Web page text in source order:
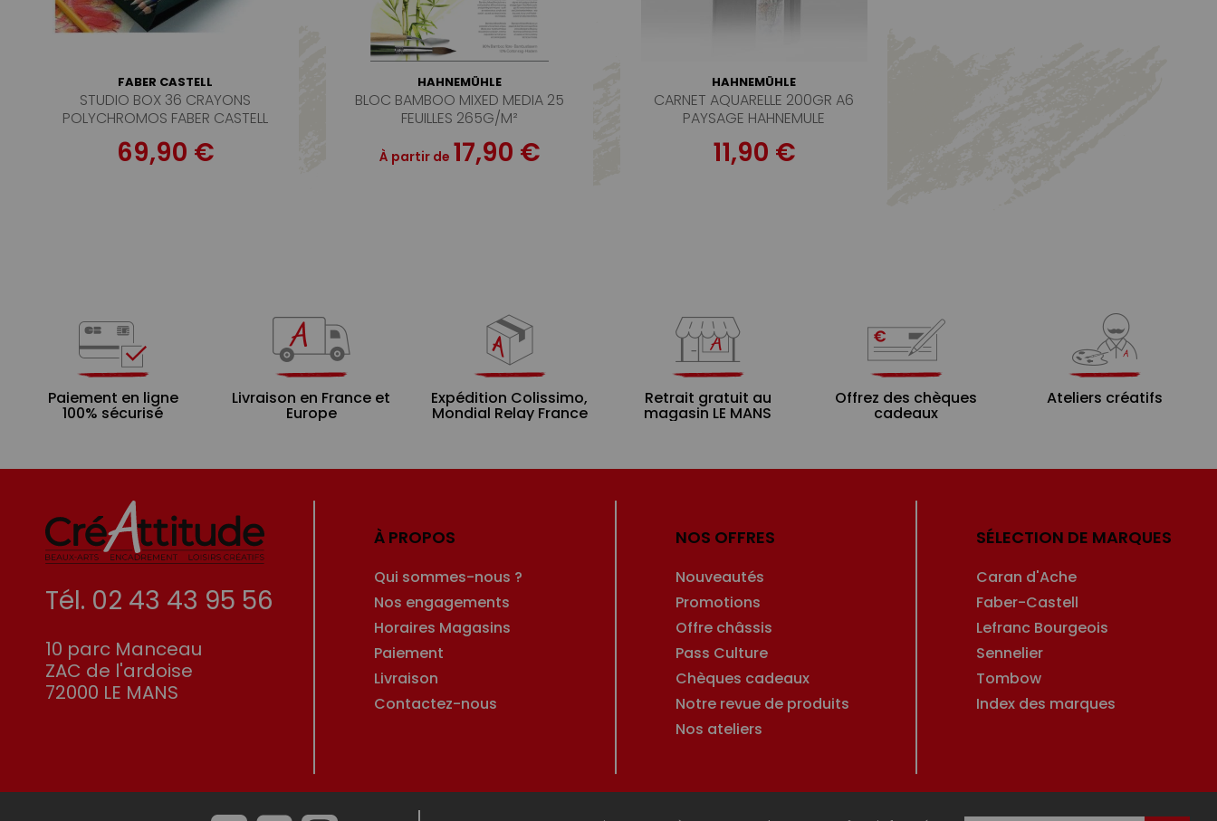
FABER CASTELL
STUDIO BOX 36 CRAYONS
POLYCHROMOS FABER CASTELL
69,90 €
HAHNEMÜHLE
BLOC BAMBOO MIXED MEDIA 25
FEUILLES 265G/M²
À partir de 17,90 €
HAHNEMÜHLE
CARNET AQUARELLE 200GR A6
PAYSAGE HAHNEMULE
11,90 €
Paiement en ligne
100% sécurisé
Livraison en France et
Europe
Expédition Colissimo,
Mondial Relay France
Retrait gratuit au
magasin LE MANS
Offrez des chèques
cadeaux
Ateliers créatifs
Tél. 02 43 43 95 56
10 parc Manceau
ZAC de l'ardoise
72000 LE MANS
À PROPOS
Qui sommes-nous ?
Nos engagements
Horaires Magasins
Paiement
Livraison
Contactez-nous
NOS OFFRES
Nouveautés
Promotions
Offre châssis
Pass Culture
Chèques cadeaux
Notre revue de produits
Nos ateliers
SÉLECTION DE MARQUES
Caran d'Ache
Faber-Castell
Lefranc Bourgeois
Sennelier
Tombow
Index des marques